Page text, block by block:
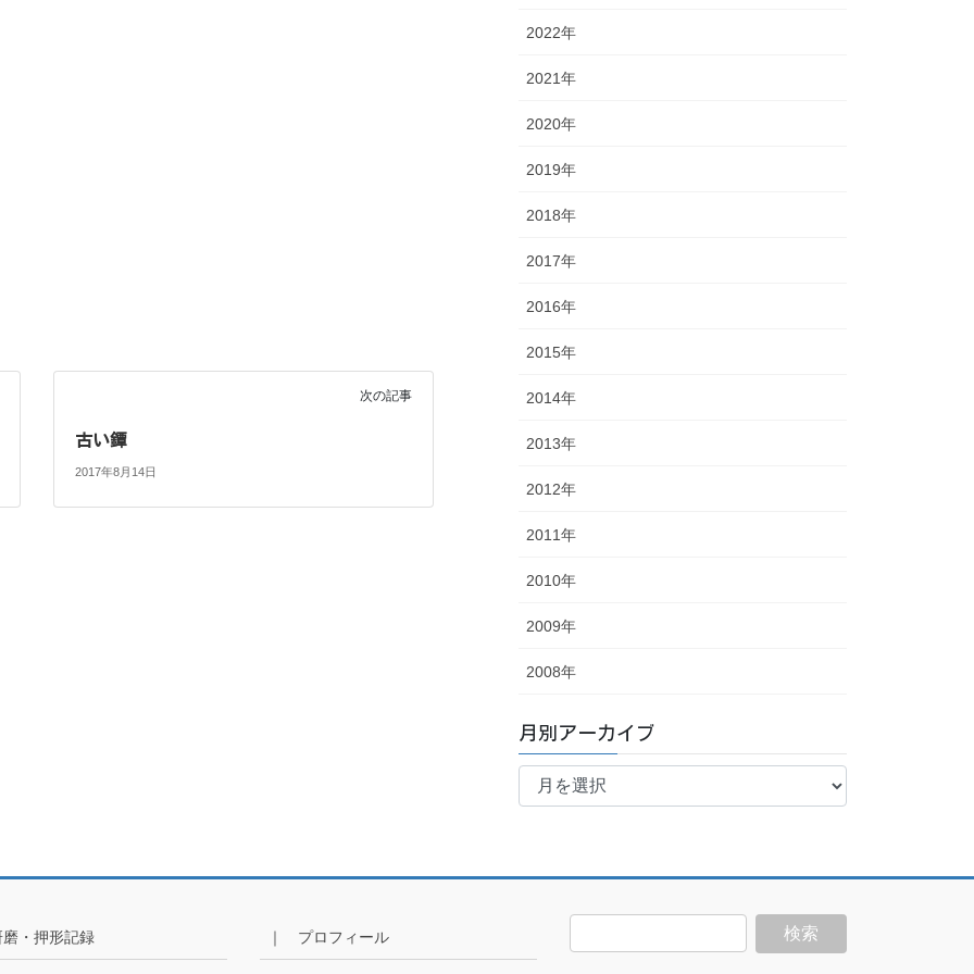
次の記事
古い鐔
2017年8月14日
2022年
2021年
2020年
2019年
2018年
2017年
2016年
2015年
2014年
2013年
2012年
2011年
2010年
2009年
2008年
月別アーカイブ
月
・押形記録 ｜ プロフィール